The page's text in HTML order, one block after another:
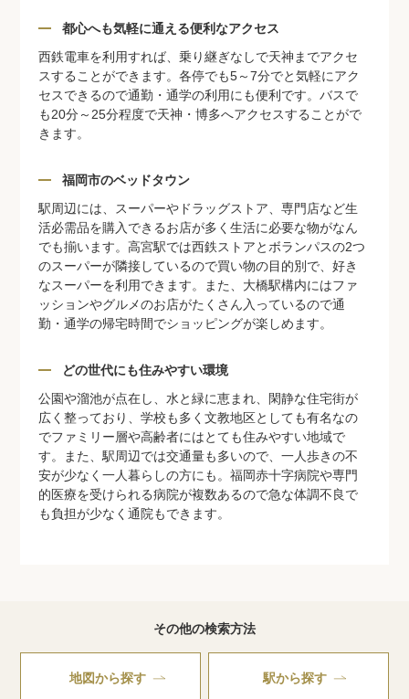
都心へも気軽に通える便利なアクセス
西鉄電車を利用すれば、乗り継ぎなしで天神までアクセ
スすることができます。各停でも5～7分でと気軽にアク
セスできるので通勤・通学の利用にも便利です。バスで
も20分～25分程度で天神・博多へアクセスすることがで
きます。
福岡市のベッドタウン
駅周辺には、スーパーやドラッグストア、専門店など生
活必需品を購入できるお店が多く生活に必要な物がなん
でも揃います。高宮駅では西鉄ストアとボランパスの2つ
のスーパーが隣接しているので買い物の目的別で、好き
なスーパーを利用できます。また、大橋駅構内にはファ
ッションやグルメのお店がたくさん入っているので通
勤・通学の帰宅時間でショッピングが楽しめます。
どの世代にも住みやすい環境
公園や溜池が点在し、水と緑に恵まれ、閑静な住宅街が
広く整っており、学校も多く文教地区としても有名なの
でファミリー層や高齢者にはとても住みやすい地域で
す。また、駅周辺では交通量も多いので、一人歩きの不
安が少なく一人暮らしの方にも。福岡赤十字病院や専門
的医療を受けられる病院が複数あるので急な体調不良で
も負担が少なく通院もできます。
その他の検索方法
地図から探す 駅から探す